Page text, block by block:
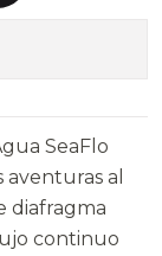
SeaFlo
al
diafragma
continuo